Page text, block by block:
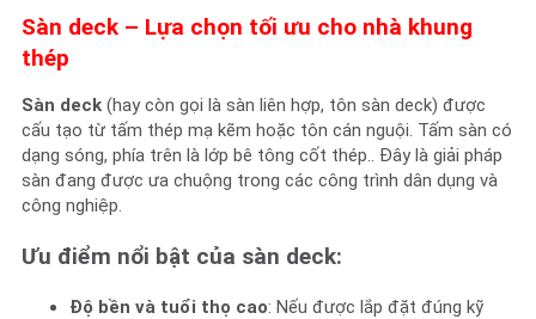
Sàn deck – Lựa chọn tối ưu cho nhà khung
thép
Sàn deck (hay còn gọi là sàn liên hợp, tôn sàn deck) được
cấu tạo từ tấm thép mạ kẽm hoặc tôn cán nguội. Tấm sàn có
dạng sóng, phía trên là lớp bê tông cốt thép.. Đây là giải pháp
sàn đang được ưa chuộng trong các công trình dân dụng và
công nghiệp.
Ưu điểm nổi bật của sàn deck:
Độ bền và tuổi thọ cao: Nếu được lắp đặt đúng kỹ